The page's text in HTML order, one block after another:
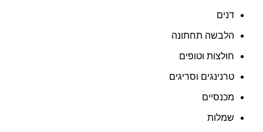
דנים
הלבשה תחתונה
חולצות וטופים
טרנינגים וסריגים
מכנסיים
שמלות